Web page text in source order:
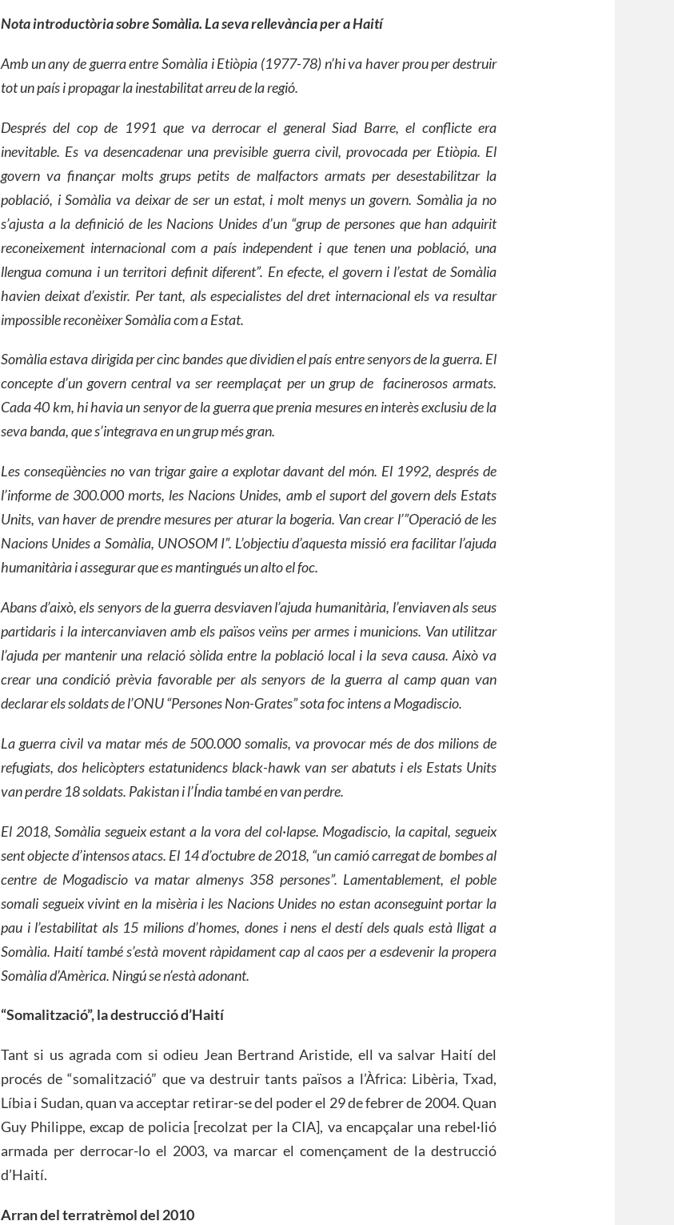
Nota introductòria sobre Somàlia. La seva rellevància per a Haití
Amb un any de guerra entre Somàlia i Etiòpia (1977-78) n’hi va haver prou per destruir
tot un país i propagar la inestabilitat arreu de la regió.
Després del cop de 1991 que va derrocar el general Siad Barre, el conflicte era
inevitable. Es va desencadenar una previsible guerra civil, provocada per Etiòpia. El
govern va finançar molts grups petits de malfactors armats per desestabilitzar la
població, i Somàlia va deixar de ser un estat, i molt menys un govern. Somàlia ja no
s’ajusta a la definició de les Nacions Unides d’un “grup de persones que han adquirit
reconeixement internacional com a país independent i que tenen una població, una
llengua comuna i un territori definit diferent”. En efecte, el govern i l’estat de Somàlia
havien deixat d’existir. Per tant, als especialistes del dret internacional els va resultar
impossible reconèixer Somàlia com a Estat.
Somàlia estava dirigida per cinc bandes que dividien el país entre senyors de la guerra. El
concepte d’un govern central va ser reemplaçat per un grup de facinerosos armats.
Cada 40 km, hi havia un senyor de la guerra que prenia mesures en interès exclusiu de la
seva banda, que s’integrava en un grup més gran.
Les conseqüències no van trigar gaire a explotar davant del món. El 1992, després de
l’informe de 300.000 morts, les Nacions Unides, amb el suport del govern dels Estats
Units, van haver de prendre mesures per aturar la bogeria. Van crear l’”Operació de les
Nacions Unides a Somàlia, UNOSOM I”. L’objectiu d’aquesta missió era facilitar l’ajuda
humanitària i assegurar que es mantingués un alto el foc.
Abans d’això, els senyors de la guerra desviaven l’ajuda humanitària, l’enviaven als seus
partidaris i la intercanviaven amb els països veïns per armes i municions. Van utilitzar
l’ajuda per mantenir una relació sòlida entre la població local i la seva causa. Això va
crear una condició prèvia favorable per als senyors de la guerra al camp quan van
declarar els soldats de l’ONU “Persones Non-Grates” sota foc intens a Mogadiscio.
La guerra civil va matar més de 500.000 somalis, va provocar més de dos milions de
refugiats, dos helicòpters estatunidencs black-hawk van ser abatuts i els Estats Units
van perdre 18 soldats. Pakistan i l’Índia també en van perdre.
El 2018, Somàlia segueix estant a la vora del col·lapse. Mogadiscio, la capital, segueix
sent objecte d’intensos atacs. El 14 d’octubre de 2018, “un camió carregat de bombes al
centre de Mogadiscio va matar almenys 358 persones”. Lamentablement, el poble
somali segueix vivint en la misèria i les Nacions Unides no estan aconseguint portar la
pau i l’estabilitat als 15 milions d’homes, dones i nens el destí dels quals està lligat a
Somàlia. Haití també s’està movent ràpidament cap al caos per a esdevenir la propera
Somàlia d’Amèrica. Ningú se n’està adonant.
“Somalització”, la destrucció d’Haití
Tant si us agrada com si odieu Jean Bertrand Aristide, ell va salvar Haití del
procés de “somalització” que va destruir tants països a l’Àfrica: Libèria, Txad,
Líbia i Sudan, quan va acceptar retirar-se del poder el 29 de febrer de 2004. Quan
Guy Philippe, excap de policia [recolzat per la CIA], va encapçalar una rebel·lió
armada per derrocar-lo el 2003, va marcar el començament de la destrucció
d’Haití.
Arran del terratrèmol del 2010